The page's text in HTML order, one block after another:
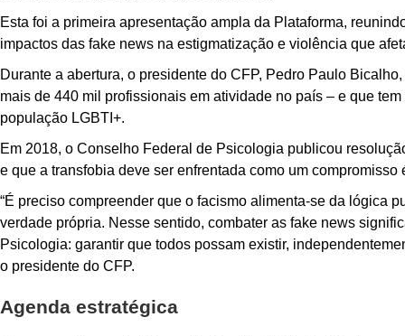
Esta foi a primeira apresentação ampla da Plataforma,
impactos das fake news na estigmatização e violência que
Durante a abertura, o presidente do CFP, Pedro Paulo
mais de 440 mil profissionais em atividade no país – e que
população LGBTI+.
Em 2018, o Conselho Federal de Psicologia publicou
e que a transfobia deve ser enfrentada como um compromisso
“É preciso compreender que o facismo alimenta-se da lógica
verdade própria. Nesse sentido, combater as fake news
Psicologia: garantir que todos possam existir,
o presidente do CFP.
Agenda estratégica